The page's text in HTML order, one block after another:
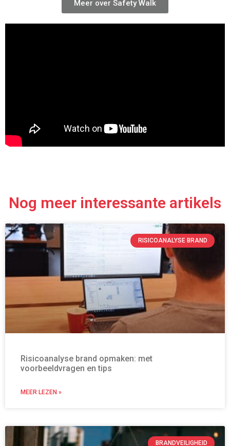
Meer over Safety Walk
Nog meer interessante artikels
RISICOANALYSE BRAND
Risicoanalyse brand opmaken: met
voorbeeldvragen en tips
MEER LEZEN »
BRANDVEILIGHEID